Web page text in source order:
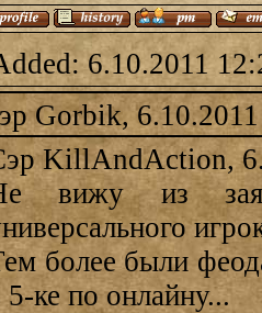
6.10.2011
Gorbik,
KillAndAction,
вижу из
более были
5-ке по онлайну...